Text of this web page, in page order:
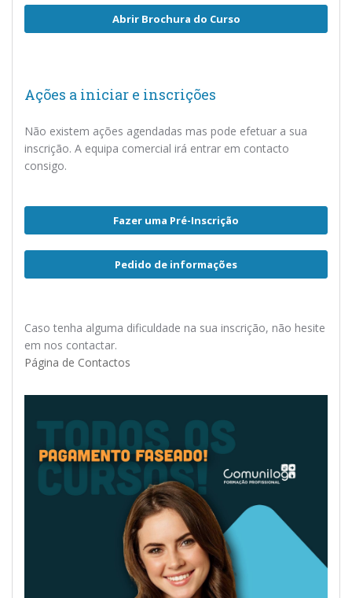
Abrir Brochura do Curso
Ações a iniciar e inscrições
Não existem ações agendadas mas pode efetuar a sua
inscrição. A equipa comercial irá entrar em contacto
consigo.
Fazer uma Pré-Inscrição
Pedido de informações
Caso tenha alguma dificuldade na sua inscrição, não hesite
em nos contactar.
Página de Contactos